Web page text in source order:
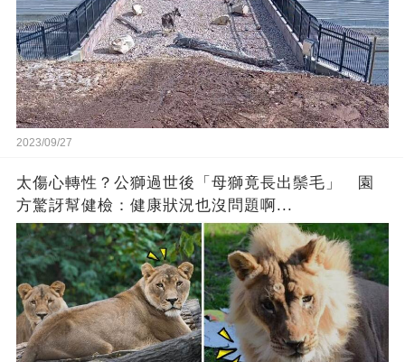
2023/09/27
太傷心轉性？公獅過世後「母獅竟長出鬃毛」 園
方驚訝幫健檢：健康狀況也沒問題啊...